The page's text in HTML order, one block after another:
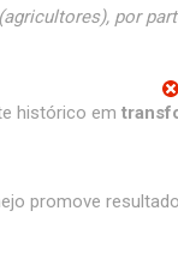
por
histórico em
promove